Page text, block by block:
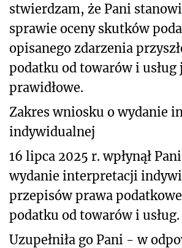
stwierdzam, że Pani
sprawie oceny skutków
opisanego zdarzenia
podatku od towarów i usług
prawidłowe.
Zakres wniosku o wydanie
indywidualnej
16 lipca 2025 r. wpłynął
wydanie interpretacji
przepisów prawa
podatku od towarów i usług.
Uzupełniła go Pani - w